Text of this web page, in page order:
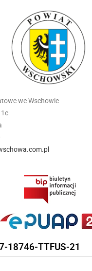
we Wschowie
18746-TTFUS-21